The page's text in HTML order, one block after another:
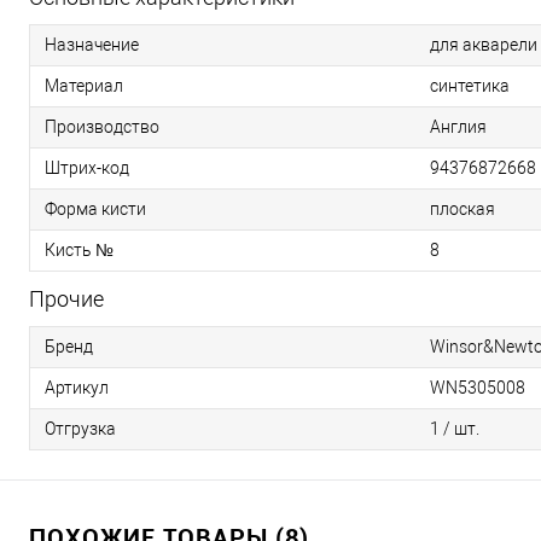
Назначение для акварели
Материал синтетика
Производство Англия
Штрих-код 94376872668
Форма кисти плоская
Кисть № 8
Прочие
Бренд
Артикул WN5305008
Отгрузка 1 / шт.